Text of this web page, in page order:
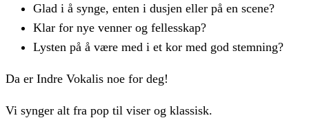
Glad i å synge, enten i dusjen eller på en scene?
Klar for nye venner og fellesskap?
Lysten på å være med i et kor med god stemning?
Da er Indre Vokalis noe for deg!
Vi synger alt fra pop til viser og klassisk.